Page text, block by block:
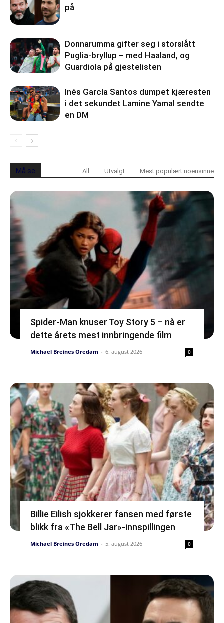
på
Donnarumma gifter seg i storslått
Puglia-bryllup – med Haaland, og
Guardiola på gjestelisten
Inés García Santos dumpet kjæresten
i det sekundet Lamine Yamal sendte
en DM
Må se All Utvalgt Mest populært noensinne
Spider-Man knuser Toy Story 5 – nå er
dette årets mest innbringende film
Michael Breines Oredam - 6. august 2026 0
Billie Eilish sjokkerer fansen med første
blikk fra «The Bell Jar»-innspillingen
Michael Breines Oredam - 5. august 2026 0